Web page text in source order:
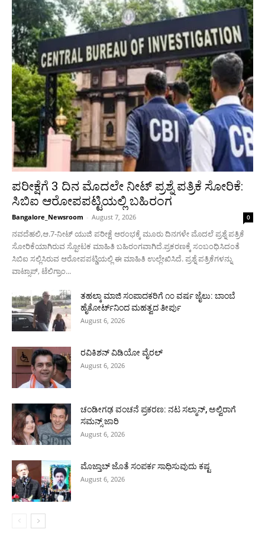
ಪರೀಕ್ಷೆಗೆ 3 ದಿನ ಮೊದಲೇ ನೀಟ್ ಪ್ರಶ್ನೆ ಪತ್ರಿಕೆ ಸೋರಿಕೆ:
ಸಿಬಿಐ ಆರೋಪಪಟ್ಟಿಯಲ್ಲಿ ಬಹಿರಂಗ
Bangalore_Newsroom - August 7, 2026 0
ನವದೆಹಲಿ,ಆ.7-ನೀಟ್ ಯುಜಿ ಪರೀಕ್ಷೆ ಆರಂಭಕ್ಕೆ ಮೂರು ದಿನಗಳೇ ಮೊದಲೆ‌ ಪ್ರಶ್ನೆ ಪತ್ರಿಕೆ
ಸೋರಿಕೆಯಾಗಿರುವ ಸ್ಪೋಟಕ ಮಾಹಿತಿ ಬಹಿರಂಗವಾಗಿದೆ.ಪ್ರಕರಣಕ್ಕೆ ಸಂಬಂಧಿಸಿದಂತೆ
ಸಿಬಿಐ ಸಲ್ಲಿಸಿರುವ ಆರೋಪಪಟ್ಡಿಯಲ್ಲಿ ಈ ಮಾಹಿತಿ ಉಲ್ಲೇಖಿಸಿದೆ. ಪ್ರಶ್ನೆ ಪತ್ರಿಕೆಗಳನ್ನು
ವಾಟ್ಸಾಪ್, ಟೆಲಿಗ್ರಾಂ...
ತಹಲ್ಕಾ ಮಾಜಿ ಸಂಪಾದಕರಿಗೆ ೧೦ ವರ್ಷ ಜೈಲು: ಬಾಂಬೆ
ಹೈಕೋರ್ಟ್‌ನಿಂದ ಮಹತ್ವದ ತೀರ್ಪು
August 6, 2026
ರವಿಕಿಶನ್ ವಿಡಿಯೋ ವೈರಲ್
August 6, 2026
ಚಂಡೀಗಢ ವಂಚನೆ ಪ್ರಕರಣ: ನಟ ಸಲ್ಮಾನ್, ಅಲ್ವಿರಾಗೆ
ಸಮನ್ಸ್ ಜಾರಿ
August 6, 2026
ಮೊಜ್ತಾಬ್ ಜೊತೆ ಸಂಪರ್ಕ ಸಾಧಿಸುವುದು ಕಷ್ಟ
August 6, 2026